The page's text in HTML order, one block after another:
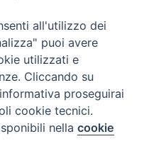
Ravenna
Preferenze Cookie
all'utilizzo dei
puoi avere
utilizzati e
Cliccando su
proseguirai
cookie tecnici.
nellacookie